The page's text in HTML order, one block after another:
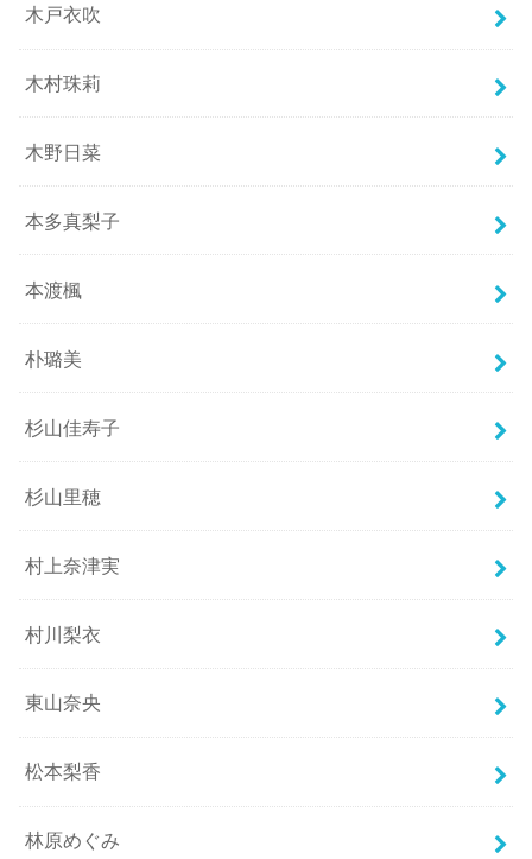
木戸衣吹
木村珠莉
木野日菜
本多真梨子
本渡楓
朴璐美
杉山佳寿子
杉山里穂
村上奈津実
村川梨衣
東山奈央
松本梨香
林原めぐみ